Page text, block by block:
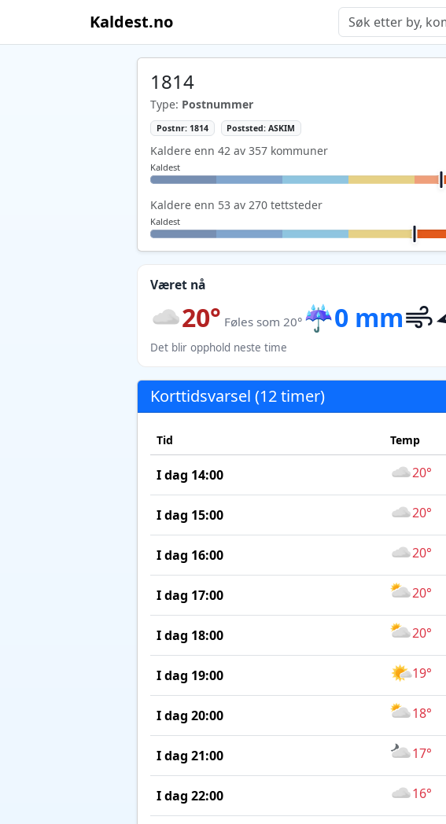
Kaldest.no
1814
Type: Postnummer
Postnr: 1814 Poststed: ASKIM
Kaldere enn 42 av 357 kommuner
Kaldest
Kaldere enn 53 av 270 tettsteder
Kaldest
Været nå
20° Føles som 20° ☔0 mm
Det blir opphold neste time
Korttidsvarsel (12 timer)
Tid Temp
I dag 14:00 20°
I dag 15:00 20°
I dag 16:00 20°
I dag 17:00 20°
I dag 18:00 20°
I dag 19:00 19°
I dag 20:00 18°
I dag 21:00 17°
I dag 22:00 16°